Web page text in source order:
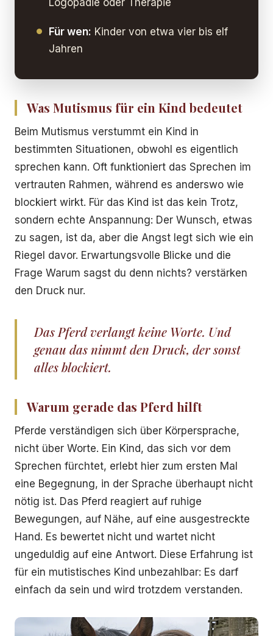
Logopädie oder Therapie
Für wen: Kinder von etwa vier bis elf
Jahren
Was Mutismus für ein Kind bedeutet
Beim Mutismus verstummt ein Kind in
bestimmten Situationen, obwohl es eigentlich
sprechen kann. Oft funktioniert das Sprechen im
vertrauten Rahmen, während es anderswo wie
blockiert wirkt. Für das Kind ist das kein Trotz,
sondern echte Anspannung: Der Wunsch, etwas
zu sagen, ist da, aber die Angst legt sich wie ein
Riegel davor. Erwartungsvolle Blicke und die
Frage Warum sagst du denn nichts? verstärken
den Druck nur.
Das Pferd verlangt keine Worte. Und
genau das nimmt den Druck, der sonst
alles blockiert.
Warum gerade das Pferd hilft
Pferde verständigen sich über Körpersprache,
nicht über Worte. Ein Kind, das sich vor dem
Sprechen fürchtet, erlebt hier zum ersten Mal
eine Begegnung, in der Sprache überhaupt nicht
nötig ist. Das Pferd reagiert auf ruhige
Bewegungen, auf Nähe, auf eine ausgestreckte
Hand. Es bewertet nicht und wartet nicht
ungeduldig auf eine Antwort. Diese Erfahrung ist
für ein mutistisches Kind unbezahlbar: Es darf
einfach da sein und wird trotzdem verstanden.